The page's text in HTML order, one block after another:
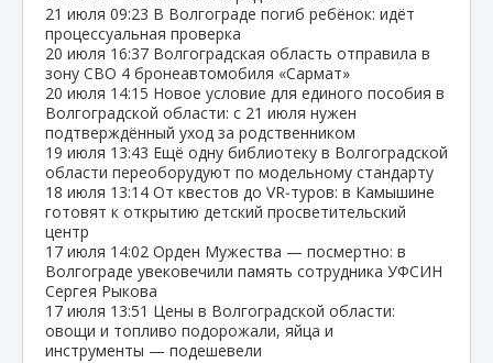
21 июля 09:23 В Волгограде погиб ребёнок: идёт
процессуальная проверка
20 июля 16:37 Волгоградская область отправила в
зону СВО 4 бронеавтомобиля «Сармат»
20 июля 14:15 Новое условие для единого пособия в
Волгоградской области: с 21 июля нужен
подтверждённый уход за родственником
19 июля 13:43 Ещё одну библиотеку в Волгоградской
области переоборудуют по модельному стандарту
18 июля 13:14 От квестов до VR‑туров: в Камышине
готовят к открытию детский просветительский
центр
17 июля 14:02 Орден Мужества — посмертно: в
Волгограде увековечили память сотрудника УФСИН
Сергея Рыкова
17 июля 13:51 Цены в Волгоградской области:
овощи и топливо подорожали, яйца и
инструменты — подешевели